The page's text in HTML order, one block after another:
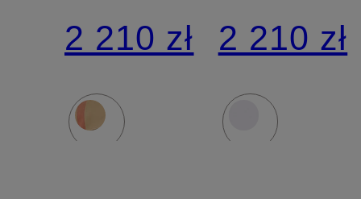
regular
fit
2 210 zł
comfort
fit
2 210 zł